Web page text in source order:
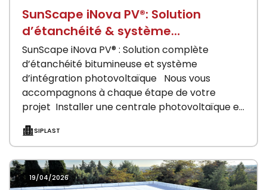
SunScape iNova PV®: Solution
d’étanchéité & système
d’intégration photovoltaïque
SunScape iNova PV® : Solution complète
d’étanchéité bitumineuse et système
d’intégration photovoltaïque Nous vous
accompagnons à chaque étape de votre
projet Installer une centrale photovoltaïque en
charpente, la tôle…
SIPLAST
19/04/2026